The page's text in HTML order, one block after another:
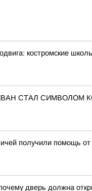
костромские
СТАЛ СИМВОЛОМ
получили помощь
дверь должна